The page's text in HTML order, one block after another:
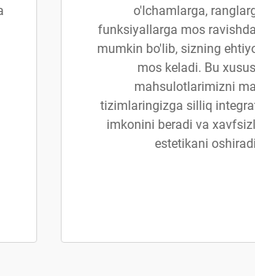
o'lchamlarga,
funksiyallarga mos
mumkin bo'lib, sizning
mos keladi. Bu
mahsulotlarimizni
tizimlaringizga silliq
imkonini beradi va
estetikani